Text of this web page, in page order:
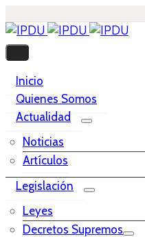
Inicio
Quienes Somos
Actualidad
Noticias
Artículos
Legislación
Leyes
Decretos Supremos